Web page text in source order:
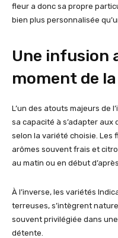
fleur a donc sa propre
bien plus personnalisée
Une infusion
moment de
L’un des atouts majeurs de
sa capacité à s’adapter
selon la variété choisie. Les
arômes souvent frais et
au matin ou en début
À l’inverse, les variétés
terreuses, s’intègrent
souvent privilégiée dans
détente.